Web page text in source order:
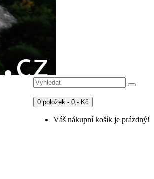
0 položek - 0,- Kč
Váš nákupní košík je prázdný!